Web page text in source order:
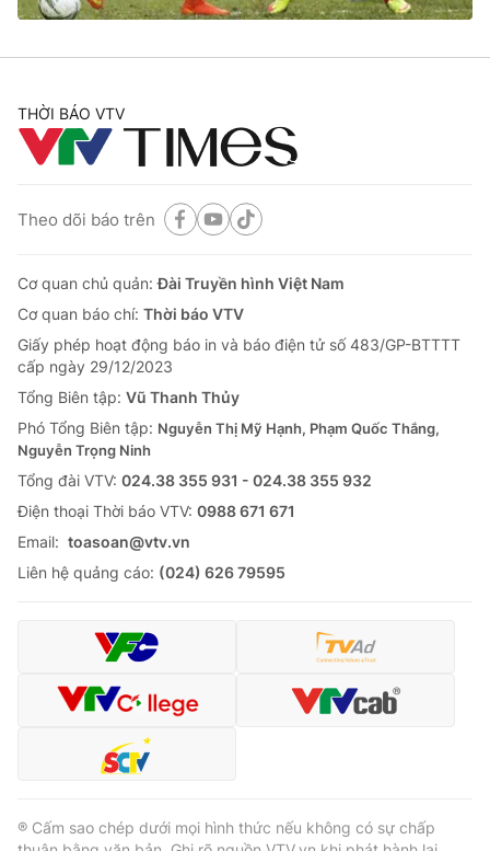
Phó Tổng Biên tập:Nguyễn Thị Mỹ Hạnh, Phạm Quốc Thắng,
Tổng đài VTV:024.38 355 931 - 024.38 355 932
Email:toasoan@vtv.vn
Liên hệ quảng cáo:
024-7300.7108
® Cấm sao chép dưới mọi hình thức nếu không có sự chấp
thuận bằng văn bản. Ghi rõ nguồn VTV.vn khi phát hành lại
thông tin từ website này.
THỜI BÁO VTV
Theo dõi báo trên
Cơ quan chủ quản:Đài Truyền hình Việt Nam
Cơ quan báo chí: Thời báo VTV
Giấy phép hoạt động báo in và báo điện tử số 483/GP-BTTTT
cấp ngày 29/12/2023
Tổng Biên tập: Vũ Thanh Thủy
Phó Tổng Biên tập: Nguyễn Thị Mỹ Hạnh, Phạm Quốc Thắng,
Nguyễn Trọng Ninh
Tổng đài VTV: 024.38 355 931 - 024.38 355 932
Ðiện thoại Thời báo VTV: 0988 671 671
Email: toasoan@vtv.vn
Liên hệ quảng cáo: (024) 626 79595
® Cấm sao chép dưới mọi hình thức nếu không có sự chấp